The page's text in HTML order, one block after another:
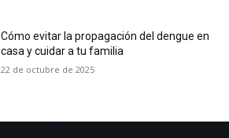
Cómo evitar la propagación del dengue en
casa y cuidar a tu familia
22 de octubre de 2025